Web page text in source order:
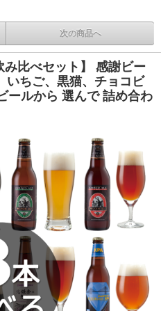
次の商品へ
み比べセット】 感謝ビー
いちご、黒猫、チョコビ
ールから 選んで 詰め合わ